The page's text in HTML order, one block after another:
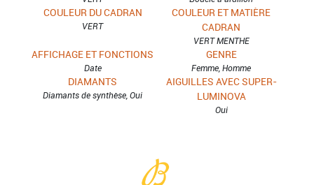
COULEUR DU CADRAN
VERT
COULEUR ET MATIÈRE
CADRAN
VERT MENTHE
AFFICHAGE ET FONCTIONS
Date
GENRE
Femme, Homme
DIAMANTS
Diamants de synthèse, Oui
AIGUILLES AVEC SUPER-
LUMINOVA
Oui